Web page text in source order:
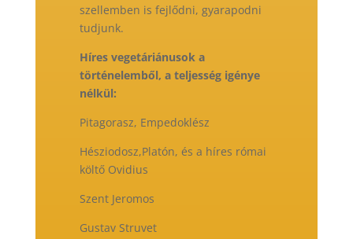
szellemben is fejlődni, gyarapodni
tudjunk.
Híres vegetáriánusok a
történelemből, a teljesség igénye
nélkül:
Pitagorasz, Empedoklész
Hésziodosz,Platón, és a híres római
költő Ovidius
Szent Jeromos
Gustav Struvet